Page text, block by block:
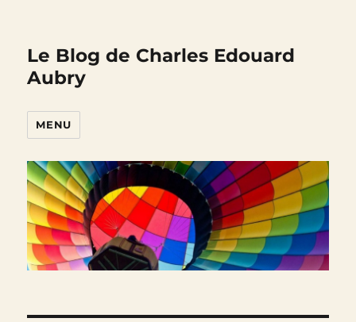
Le Blog de Charles Edouard
Aubry
MENU